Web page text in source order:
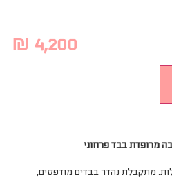
₪ 4,200
מרופדת בבד פרחוני
מתקבלת נהדר בבדים מודפסים,